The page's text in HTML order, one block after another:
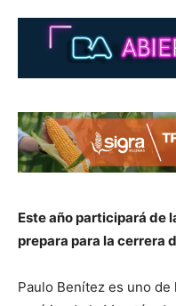
Este año participará de
prepara para la cerrera
Paulo Benítez es uno